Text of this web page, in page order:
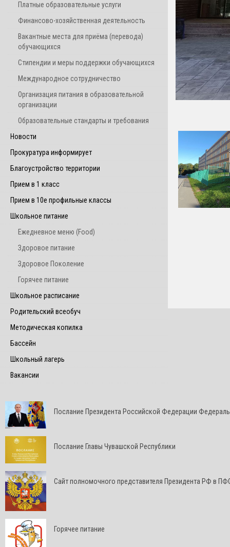
Платные образовательные услуги
Финансово-хозяйственная деятельность
Вакантные места для приёма (перевода)
обучающихся
Стипендии и меры поддержки обучающихся
Международное сотрудничество
Организация питания в образовательной
организации
Образовательные стандарты и требования
Новости
Прокуратура информирует
Благоустройство территории
Прием в 1 класс
Прием в 10е профильные классы
Школьное питание
Ежедневное меню (Food)
Здоровое питание
Здоровое Поколение
Горячее питание
Школьное расписание
Родительский всеобуч
Методическая копилка
Бассейн
Школьный лагерь
Вакансии
Послание Президента Российской Федерации
Послание Главы Чувашской Республики
Cайт полномочного представителя Президента РФ в
Горячее питание